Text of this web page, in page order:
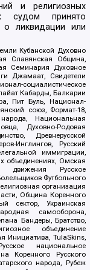
и религиозных
судом принято
о ликвидации или
Кубанской Духовно
Славянская Община,
Семинария Духовное
Джамаат, Свидетели
социалистическое
Кабарды, Балкарии
Пит Буль, Национал-
союз, Формат-18,
Национальная
Духовно-Родовая
Древнерусской
Инглингов, Русский
иммиграции,
объединениях, Омская
движения Русское
Футбольного
организация
Община Коренного
сектор, Украинская
самооборона,
Бандеры, Братство,
объединение
Инициатива, TulaSkins,
национальное
Коренного Русского
народа, Рубеж